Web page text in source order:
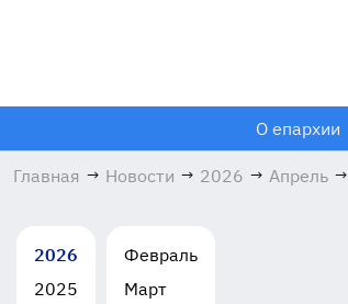
О епархии
Главная → Новости → 2026 → Апрель →
2026
2025
Февраль
Март